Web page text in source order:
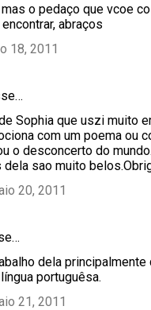
o pedaço que vcoe
abraços
18, 2011
Sophia que uszi muito
com um poema ou
o desconcerto do
dela sao muito
20, 2011
dela
portuguêsa.
21, 2011